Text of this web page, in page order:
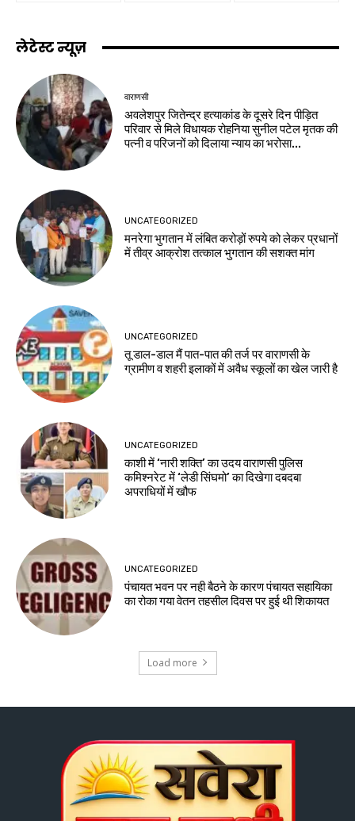
लेटेस्ट न्यूज़
वाराणसी
अवलेशपुर जितेन्द्र हत्याकांड के दूसरे दिन पीड़ित
परिवार से मिले विधायक रोहनिया सुनील पटेल मृतक की
पत्नी व परिजनों को दिलाया न्याय का भरोसा...
UNCATEGORIZED
मनरेगा भुगतान में लंबित करोड़ों रुपये को लेकर प्रधानों
में तीव्र आक्रोश तत्काल भुगतान की सशक्त मांग
UNCATEGORIZED
तू डाल-डाल मैं पात-पात की तर्ज पर वाराणसी के
ग्रामीण व शहरी इलाकों में अवैध स्कूलों का खेल जारी है
UNCATEGORIZED
काशी में ‘नारी शक्ति’ का उदय वाराणसी पुलिस
कमिश्नरेट में ‘लेडी सिंघमो’ का दिखेगा दबदबा
अपराधियों में खौफ
UNCATEGORIZED
पंचायत भवन पर नही बैठने के कारण पंचायत सहायिका
का रोका गया वेतन तहसील दिवस पर हुई थी शिकायत
Load more